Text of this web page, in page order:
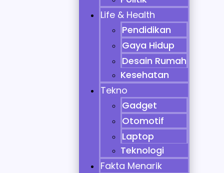
Life & Health
Pendidikan
Gaya Hidup
Desain Rumah
Kesehatan
Tekno
Gadget
Otomotif
Laptop
Teknologi
Fakta Menarik